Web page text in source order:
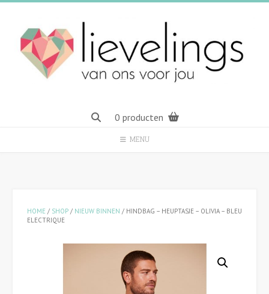
Spring
inhoud
0 producten
MENU
HOME / SHOP / NIEUW BINNEN / HINDBAG – HEUPTASJE – OLIVIA – BLEU
ELECTRIQUE